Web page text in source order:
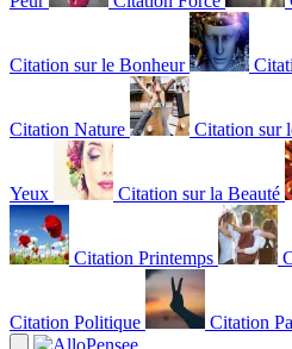
Citation sur le Bonheur
Citation Nature Citation sur
Yeux Citation sur la Beauté
Citation Printemps
Citation Politique Citation